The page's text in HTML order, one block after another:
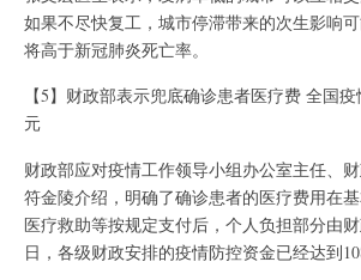
如果不尽快复工，城市停滞带来的次生影响
将高于新冠肺炎死亡率。
【5】财政部表示兜底确诊患者医疗费 全国
元
财政部应对疫情工作领导小组办公室主任、
符金陵介绍，明确了确诊患者的医疗费用在基
医疗救助等按规定支付后，个人负担部分由
日，各级财政安排的疫情防控资金已经达到